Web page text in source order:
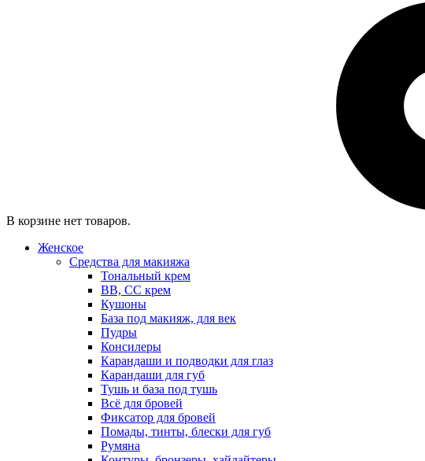
В корзине нет товаров.
Женское
Средства для макияжа
Тональный крем
BB, CC крем
Кушоны
База под макияж, для век
Пудры
Консилеры
Карандаши и подводки для глаз
Карандаши для губ
Тушь и база под тушь
Всё для бровей
Фиксатор для бровей
Помады, тинты, блески для губ
Румяна